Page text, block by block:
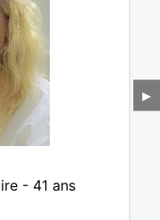
- 41 ans
▶